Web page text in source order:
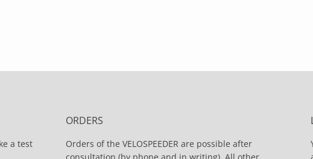
a test
ORDERS
Orders of the VELOSPEEDER are possible after